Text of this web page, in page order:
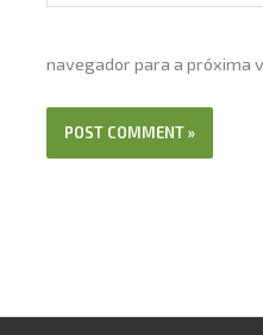
navegador para a próxima